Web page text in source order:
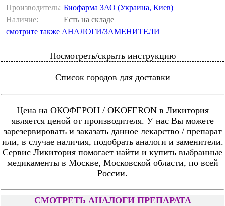
Производитель: Биофарма ЗАО (Украина, Киев)
Наличие:
Есть на складе
смотрите также АНАЛОГИ/ЗАМЕНИТЕЛИ
Посмотреть/скрыть инструкцию
Список городов для доставки
Цена на ОКОФЕРОН / OKOFERON в Ликитория
является ценой от производителя. У нас Вы можете
зарезервировать и заказать данное лекарство / препарат
или, в случае наличия, подобрать аналоги и заменители.
Сервис Ликитория помогает найти и купить выбранные
медикаменты в Москве, Московской области, по всей
России.
СМОТРЕТЬ АНАЛОГИ ПРЕПАРАТА